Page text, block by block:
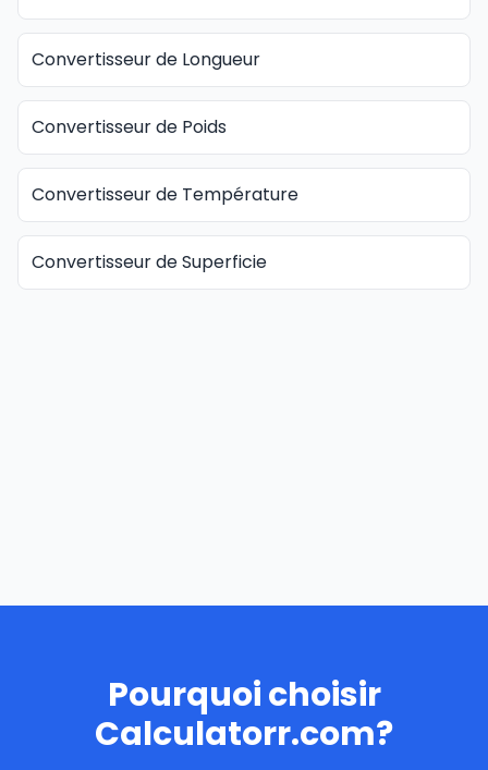
Convertisseur de Longueur
Convertisseur de Poids
Convertisseur de Température
Convertisseur de Superficie
Pourquoi choisir
Calculatorr.com?